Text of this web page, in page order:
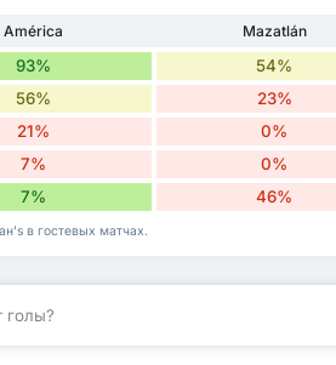
América
Mazatlán
93% 54%
56% 23%
21% 0%
7% 0%
7% 46%
в гостевых матчах.
голы?